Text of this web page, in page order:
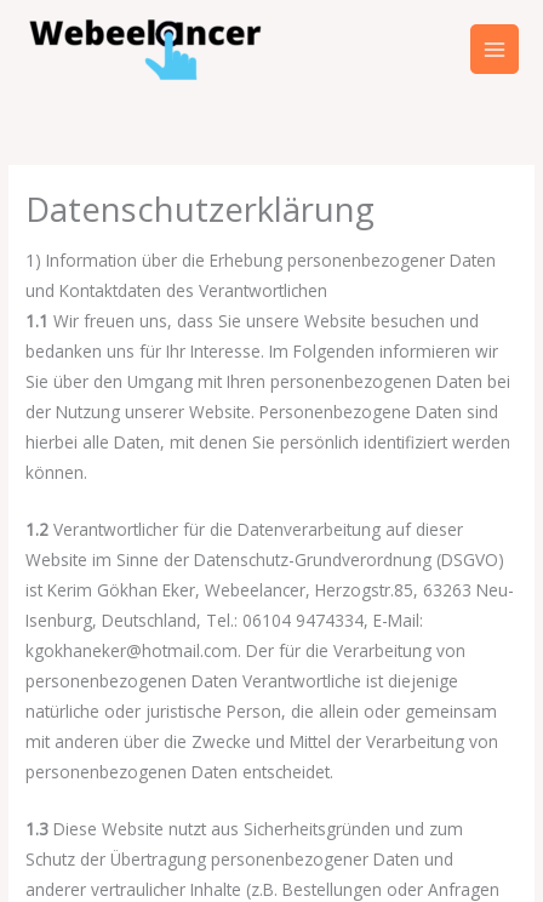
Inhalt
Datenschutzerklärung
1) Information über die Erhebung personenbezogener Daten
und Kontaktdaten des Verantwortlichen
1.1 Wir freuen uns, dass Sie unsere Website besuchen und
bedanken uns für Ihr Interesse. Im Folgenden informieren wir
Sie über den Umgang mit Ihren personenbezogenen Daten bei
der Nutzung unserer Website. Personenbezogene Daten sind
hierbei alle Daten, mit denen Sie persönlich identifiziert werden
können.
1.2 Verantwortlicher für die Datenverarbeitung auf dieser
Website im Sinne der Datenschutz-Grundverordnung (DSGVO)
ist Kerim Gökhan Eker, Webeelancer, Herzogstr.85, 63263 Neu-
Isenburg, Deutschland, Tel.: 06104 9474334, E-Mail:
kgokhaneker@hotmail.com. Der für die Verarbeitung von
personenbezogenen Daten Verantwortliche ist diejenige
natürliche oder juristische Person, die allein oder gemeinsam
mit anderen über die Zwecke und Mittel der Verarbeitung von
personenbezogenen Daten entscheidet.
1.3 Diese Website nutzt aus Sicherheitsgründen und zum
Schutz der Übertragung personenbezogener Daten und
anderer vertraulicher Inhalte (z.B. Bestellungen oder Anfragen